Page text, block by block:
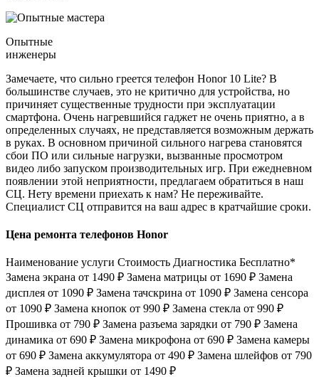
Опытные
инженеры
Замечаете, что сильно греется телефон Honor 10 Lite? В
большинстве случаев, это не критично для устройства, но
причиняет существенные трудности при эксплуатации
смартфона. Очень нагревшийся гаджет не очень приятно, а в
определенных случаях, не представляется возможным держать
в руках. В основном причиной сильного нагрева становятся
сбои ПО или сильные нагрузки, вызванные просмотром
видео либо запуском производительных игр. При ежедневном
появлении этой неприятности, предлагаем обратиться в наш
СЦ. Нету времени приехать к нам? Не переживайте.
Специалист СЦ отправится на ваш адрес в кратчайшие сроки.
Цена ремонта телефонов Honor
Наименование услуги Стоимость Диагностика Бесплатно*
Замена экрана от 1490 ₽ Замена матрицы от 1690 ₽ Замена
дисплея от 1090 ₽ Замена тачскрина от 1090 ₽ Замена сенсора
от 1090 ₽ Замена кнопок от 990 ₽ Замена стекла от 990 ₽
Прошивка от 790 ₽ Замена разъема зарядки от 790 ₽ Замена
динамика от 690 ₽ Замена микрофона от 690 ₽ Замена камеры
от 690 ₽ Замена аккумулятора от 490 ₽ Замена шлейфов от 790
₽ Замена задней крышки от 1490 ₽